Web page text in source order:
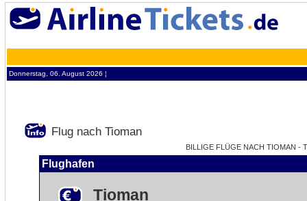
Donnerstag, 06. August 2026 ¦
Flug nach Tioman
BILLIGE FLÜGE NACH TIOMAN -
Flughafen
Tioman